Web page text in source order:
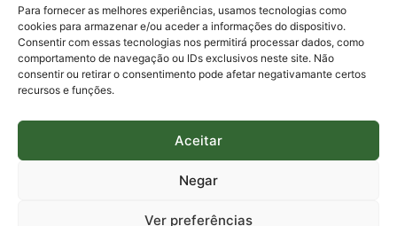
Para fornecer as melhores experiências, usamos tecnologias como
cookies para armazenar e/ou aceder a informações do dispositivo.
Consentir com essas tecnologias nos permitirá processar dados, como
comportamento de navegação ou IDs exclusivos neste site. Não
consentir ou retirar o consentimento pode afetar negativamante certos
recursos e funções.
Aceitar
Negar
Ver preferências
Para assuntos relacionados à Pesquisa
pesquisa@fapesc.sc.gov.br
Para assuntos relacionados à Inovação
inovacao@fapesc.sc.gov.br
Para assuntos relacionados à Bolsas
bolsas@fapesc.sc.gov.br
Para assuntos relacionados à Prestação de Contas
Para assuntos relacionados à Plataforma
plataforma@fapesc.sc.gov.br
Jair Artur da Silva dpo@fapesc.sc.gov.br 3665-4831
km 01, Módulo 12A, Edifício Fapesc / Celta, 5° andar